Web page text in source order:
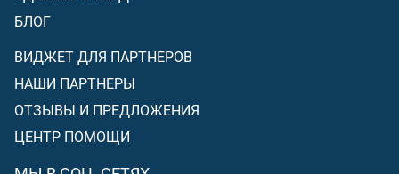
БЛОГ
ВИДЖЕТ ДЛЯ ПАРТНЕРОВ
НАШИ ПАРТНЕРЫ
ОТЗЫВЫ И ПРЕДЛОЖЕНИЯ
ЦЕНТР ПОМОЩИ